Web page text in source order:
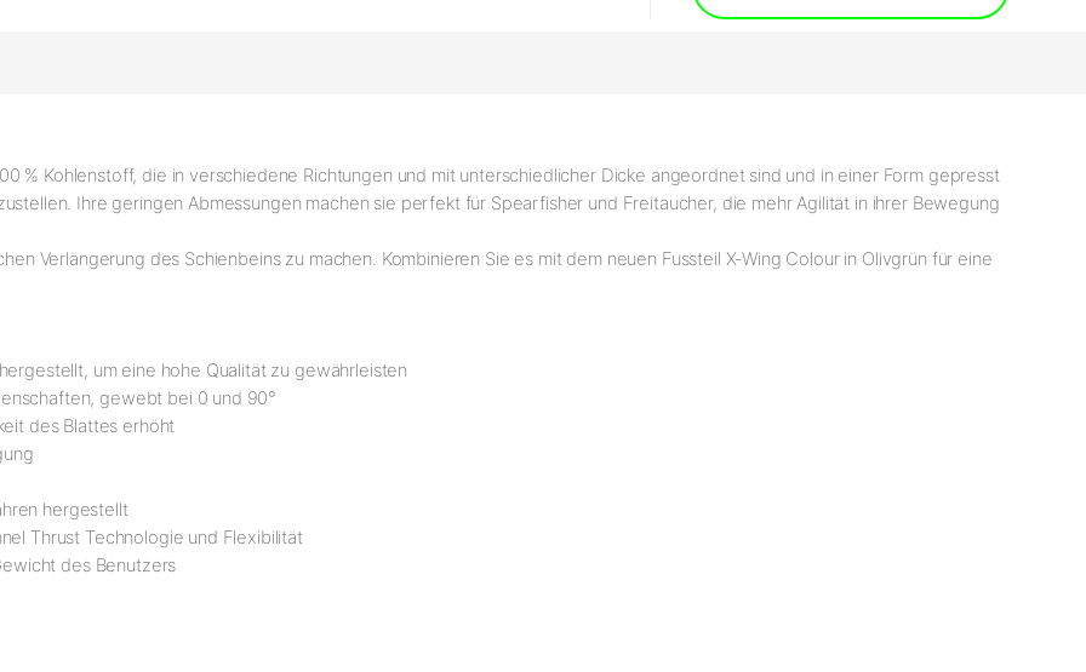
% Kohlenstoff, die in verschiedene Richtungen und mit unterschiedlicher Dicke angeordnet sind und in einer Form gepresst
Ihre geringen Abmessungen machen sie perfekt für Spearfisher und Freitaucher, die mehr Agilität in ihrer Bewegung
Verlängerung des Schienbeins zu machen. Kombinieren Sie es mit dem neuen Fussteil X-Wing Colour in Olivgrün für eine
um eine hohe Qualität zu gewährleisten
gewebt bei 0 und 90°
des Blattes erhöht
hergestellt
Thrust Technologie und Flexibilität
des Benutzers